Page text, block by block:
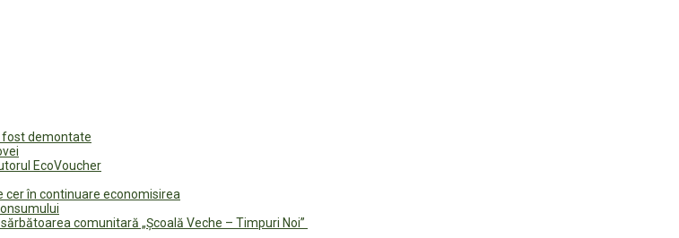
fost demontate
EcoVoucher
cer în continuare economisirea
comunitară „Școală Veche – Timpuri Noi”